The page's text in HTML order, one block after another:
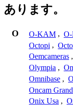
あります。
O O-KAM ,
Octopi ,
Oemcameras ,
Olympia ,
Omnibase ,
Oncam
Onix Usa ,